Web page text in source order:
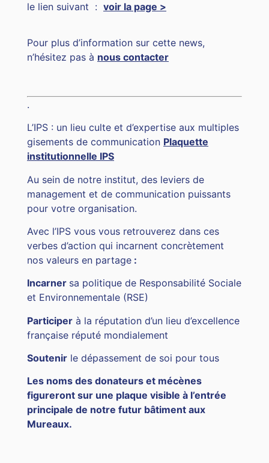
le lien suivant : voir la page >
Pour plus d’information sur cette news,
n’hésitez pas à nous contacter
.
L’IPS : un lieu culte et d’expertise aux multiples
gisements de communication Plaquette
institutionnelle IPS
Au sein de notre institut, des leviers de
management et de communication puissants
pour votre organisation.
Avec l’IPS vous vous retrouverez dans ces
verbes d’action qui incarnent concrètement
nos valeurs en partage :
Incarner sa politique de Responsabilité Sociale
et Environnementale (RSE)
Participer à la réputation d’un lieu d’excellence
française réputé mondialement
Soutenir le dépassement de soi pour tous
Les noms des donateurs et mécènes
figureront sur une plaque visible à l’entrée
principale de notre futur bâtiment aux
Mureaux.